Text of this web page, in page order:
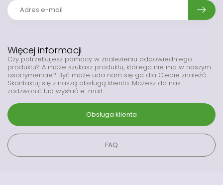
Więcej informacji
Czy potrzebujesz pomocy w znalezieniu odpowiedniego
produktu? A może szukasz produktu, którego nie ma w naszym
asortymencie? Być może uda nam się go dla Ciebie znaleźć.
Skontaktuj się z naszą obsługą klienta. Możesz do nas
zadzwonić lub wysłać e-mail.
Obsługa klienta
FAQ